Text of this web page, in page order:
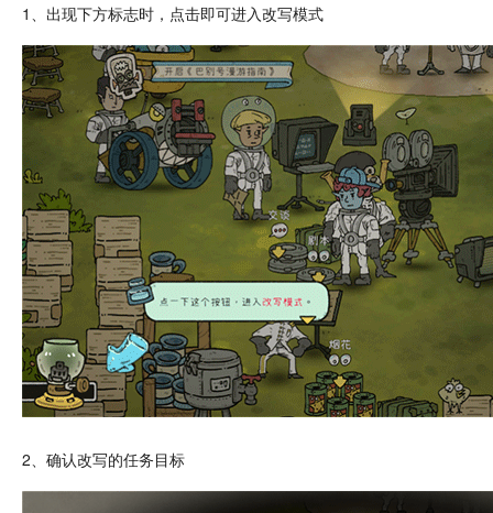
1、出现下方标志时， 点击即可进入改写模式
2、确认改写的任务目标